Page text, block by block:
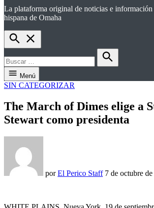
el perico
La plataforma original de noticias e información
hispana de Omaha
Open
Search
Buscar
Menú
PUBLICADO
SIN CATEGORIZAR
The March of Dimes elige a
Stewart como presidenta
por El Perico Staff 7 de octubre